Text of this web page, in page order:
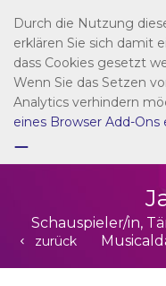
☰
zurück
Schauspieler/in,
Durch die Nutzung
erklären Sie sich damit
dass Cookies gesetzt
Wenn Sie das Setzen
Analytics verhindern
eines Browser Add-Ons